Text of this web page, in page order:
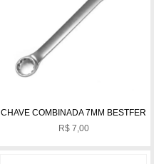
CHAVE COMBINADA 7MM BESTFER
R$7,00